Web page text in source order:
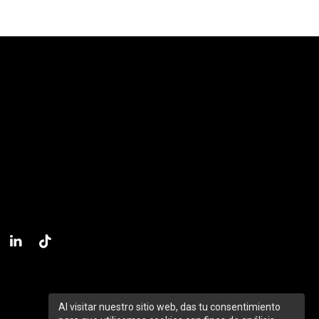
Al visitar nuestro sitio web, das tu consentimiento